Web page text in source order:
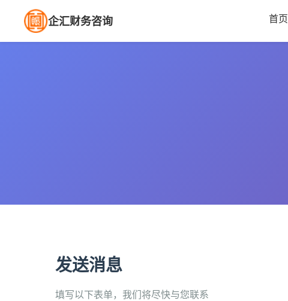
企汇财务咨询 首页
发送消息
填写以下表单，我们将尽快与您联系